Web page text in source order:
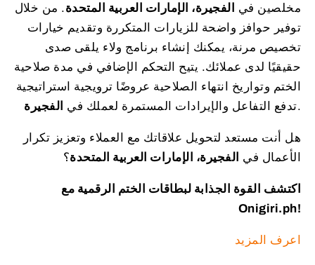
مخلصين في
الفجيرة، الإمارات العربية المتحدة. من خلال
توفير حوافز واضحة للزيارات المتكررة وتقديم خيارات
تخصيص مرنة، يمكنك إنشاء برنامج ولاء يلقى صدى
حقيقيًا لدى عملائك. يتيح التحكم الإضافي في مدة صلاحية
الختم وتواريخ انتهاء الصلاحية عروضًا ترويجية استراتيجية
تدفع التفاعل والإيرادات المستمرة لعملك في الفجيرة .
هل أنت مستعد لتحويل علاقاتك مع العملاء وتعزيز تكرار
الأعمال في الفجيرة، الإمارات العربية المتحدة؟
اكتشف القوة الجذابة لبطاقات الختم الرقمية مع
Onigiri.ph!
اعرف المزيد